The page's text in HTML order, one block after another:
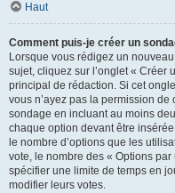
Haut
Comment puis-je créer un
Lorsque vous rédigez un
sujet, cliquez sur l’onglet « Créer
principal de rédaction. Si cet
vous n’ayez pas la permission
sondage en incluant au moins
chaque option devant être
le nombre d’options que les
vote, le nombre des « Options
spécifier une limite de temps en
modifier leurs votes.